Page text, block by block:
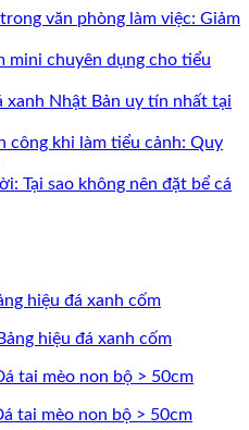
văn phòng làm việc: Giảm
mini chuyên dụng cho tiểu
xanh Nhật Bản uy tín nhất tại
công khi làm tiểu cảnh: Quy
Tại sao không nên đặt bể cá
hiệu đá xanh cốm
Bảng hiệu đá xanh cốm
tai mèo non bộ > 50cm
tai mèo non bộ > 50cm